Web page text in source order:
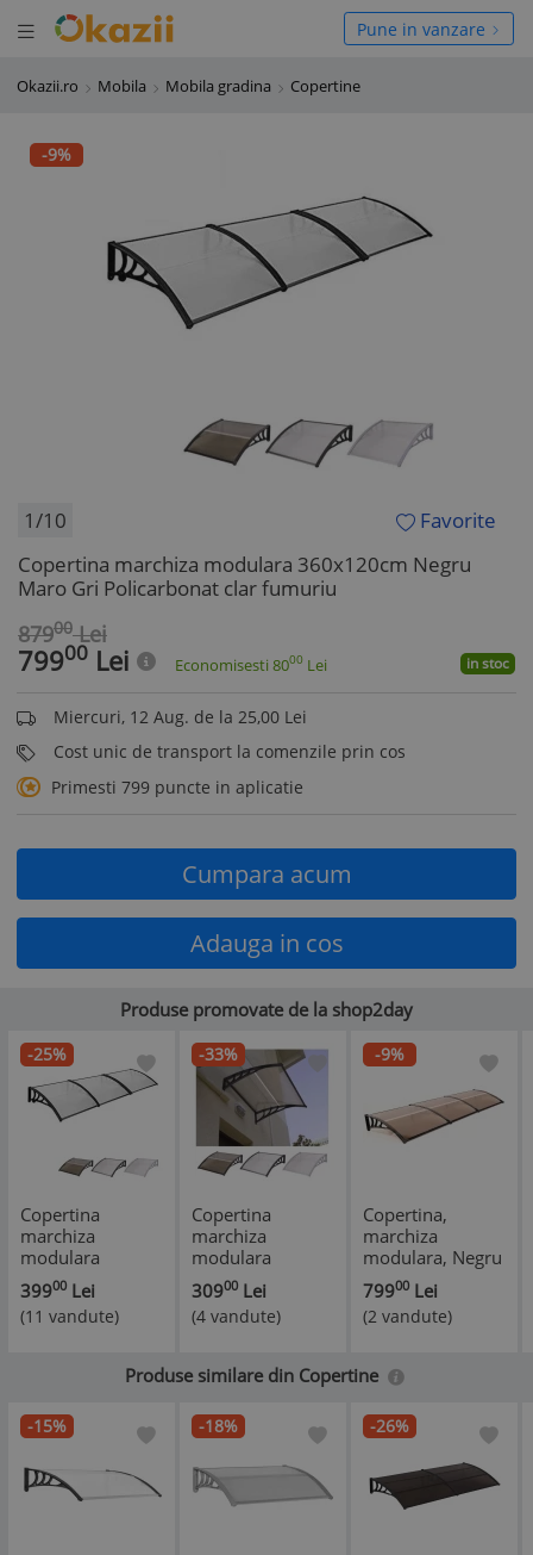
Deschide meniul
meniul Pune in vanzare
Okazii.ro Mobila Mobila gradina Copertine
-9%
1/10
Favorite
Copertina marchiza modulara 360x120cm Negru
Maro Gri Policarbonat clar fumuriu
87900 Lei
79900 Lei Economisesti 8000 Lei in stoc
Miercuri, 12 Aug. de la 25,00 Lei
Cost unic de transport la comenzile prin cos
Primesti 799 puncte in aplicatie
Cumpara acum
Adauga in cos
Produse promovate de la shop2day
-25%
Copertina
marchiza
modulara
360x80cm Negru
Maro Gri
Policarbonat clar
39900 Lei
(11 vandute)
-33%
Copertina
marchiza
modulara
120x120cm
Negru Maro Gri
Policarbonat clar
30900 Lei
(4 vandute)
-9%
Copertina,
marchiza
modulara, Negru
cu Policarbonat
Fumuriu, 360 x
120 cm
79900 Lei
(2 vandute)
Produse similare din Copertine
-15% -18% -26%